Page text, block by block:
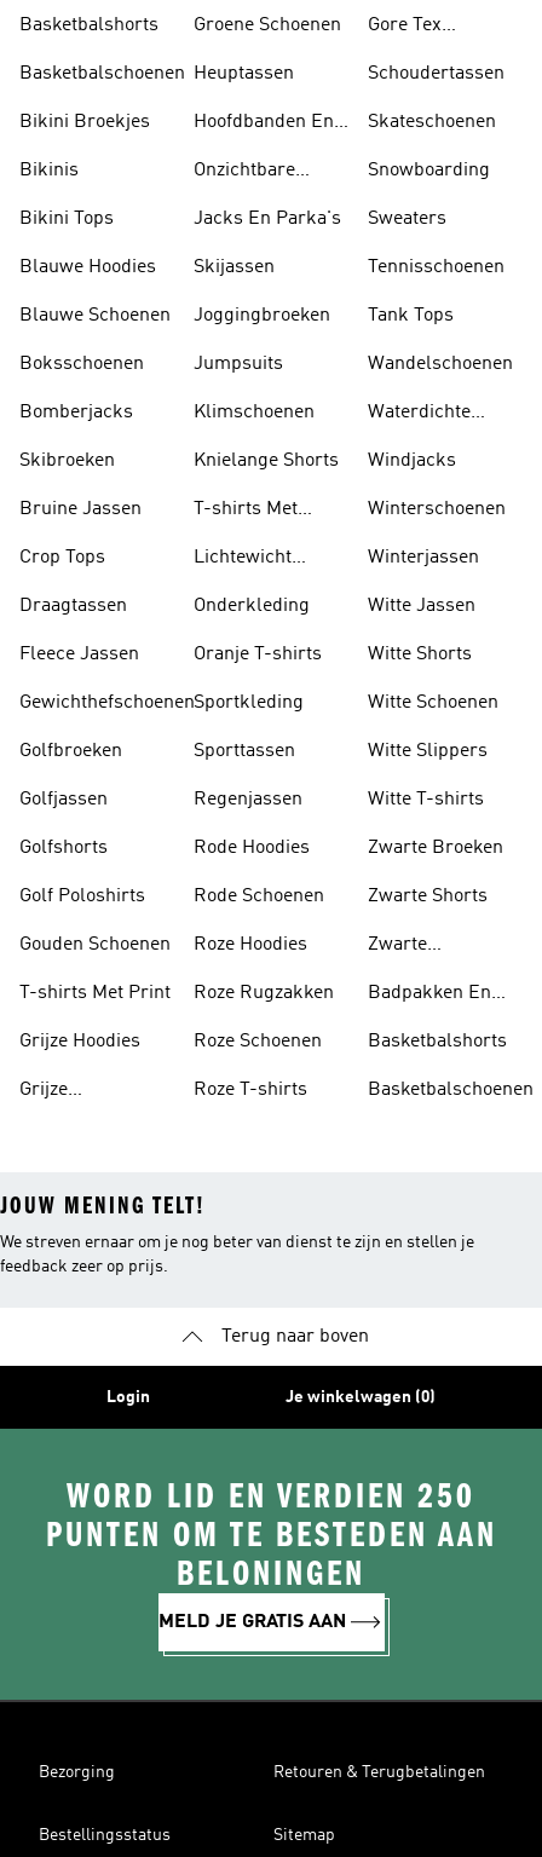
Basketbalshorts
Basketbalschoenen
Bikini Broekjes
Bikinis
Bikini Tops
Blauwe Hoodies
Blauwe Schoenen
Boksschoenen
Bomberjacks
Skibroeken
Bruine Jassen
Crop Tops
Draagtassen
Fleece Jassen
Gewichthefschoenen
Golfbroeken
Golfjassen
Golfshorts
Golf Poloshirts
Gouden Schoenen
T-shirts Met Print
Grijze Hoodies
Grijze
Groene Schoenen
Heuptassen
Hoofdbanden En
Onzichtbare
Jacks En Parka's
Skijassen
Joggingbroeken
Jumpsuits
Klimschoenen
Knielange Shorts
T-shirts Met
Lichtewicht
Onderkleding
Oranje T-shirts
Sportkleding
Sporttassen
Regenjassen
Rode Hoodies
Rode Schoenen
Roze Hoodies
Roze Rugzakken
Roze Schoenen
Roze T-shirts
Gore Tex
Schoudertassen
Skateschoenen
Snowboarding
Sweaters
Tennisschoenen
Tank Tops
Wandelschoenen
Waterdichte
Windjacks
Winterschoenen
Winterjassen
Witte Jassen
Witte Shorts
Witte Schoenen
Witte Slippers
Witte T-shirts
Zwarte Broeken
Zwarte Shorts
Zwarte
Badpakken En
Basketbalshorts
Basketbalschoenen
JOUW MENING TELT!
We streven ernaar om je nog beter van dienst te zijn en stellen je
feedback zeer op prijs.
Terug naar boven
Login Je winkelwagen (0)
WORD LID EN VERDIEN 250
PUNTEN OM TE BESTEDEN AAN
BELONINGEN
MELD JE GRATIS AAN
Bezorging Retouren & Terugbetalingen
Bestellingsstatus Sitemap